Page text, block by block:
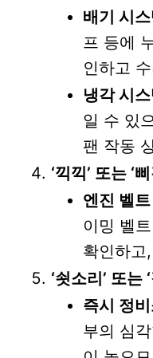
배기 시
프 등에
인하고
냉각 시
일 수 있
팬 작동
‘끽끽’ 또는 ‘
엔진 벨
이밍 벨
확인하고
‘쇳소리’ 또는
즉시 정
부의 심